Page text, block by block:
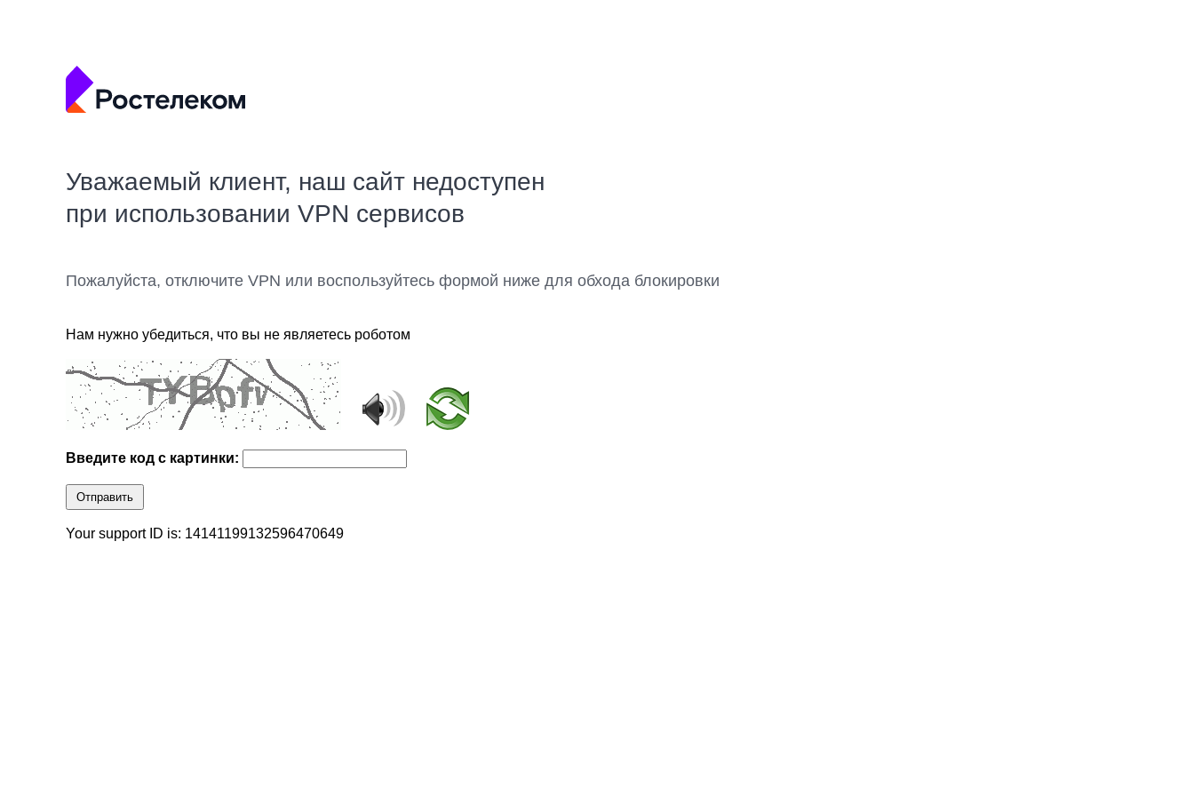
Уважаемый клиент, наш сайт недоступен
при использовании VPN сервисов
Пожалуйста, отключите VPN или воспользуйтесь формой ниже для обхода блокировки
Нам нужно убедиться, что вы не являетесь роботом
Введите код с картинки:
Отправить
Your support ID is: 14141199132596470649